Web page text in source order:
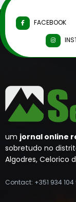
FACEBOOK
um jornal online
sobretudo no
Algodres, Celorico
Contact: +351 934 104